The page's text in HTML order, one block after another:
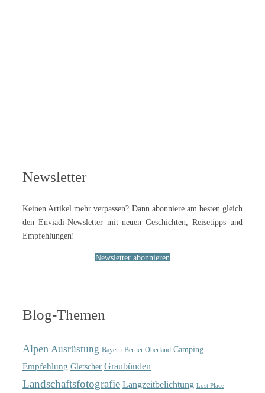
Newsletter
Keinen Artikel mehr verpassen? Dann abonniere am besten gleich
den Enviadi-Newsletter mit neuen Geschichten, Reisetipps und
Empfehlungen!
Newsletter abonnieren
Blog-Themen
Alpen Ausrüstung Bayern Berner Oberland Camping
Empfehlung Gletscher Graubünden
Landschaftsfotografie Langzeitbelichtung Lost Place